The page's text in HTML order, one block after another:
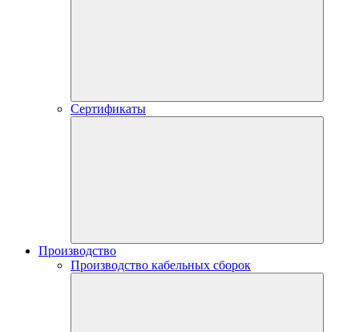
Сертификаты
Производство
Производство кабельных сборок